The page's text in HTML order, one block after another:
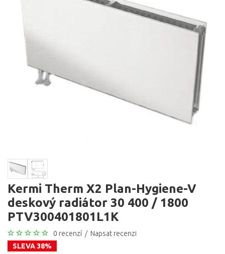
Kermi Therm X2 Plan-Hygiene-V
deskový radiátor 30 400 / 1800
PTV300401801L1K
0 recenzí / Napsat recenzi
SLEVA 38%